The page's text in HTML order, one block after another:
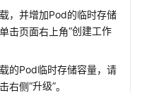
，并增加Pod的临时存储
击页面右上角“创建工作
的Pod临时存储容量，请
右侧“升级”。